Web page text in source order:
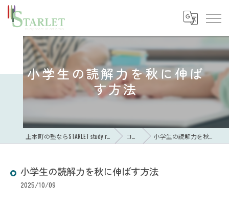
小学生の読解力を秋に伸ば
す方法
コラム 小学生の読解力を秋に伸ばす方法
小学生の読解力を秋に伸ばす方法
2025/10/09